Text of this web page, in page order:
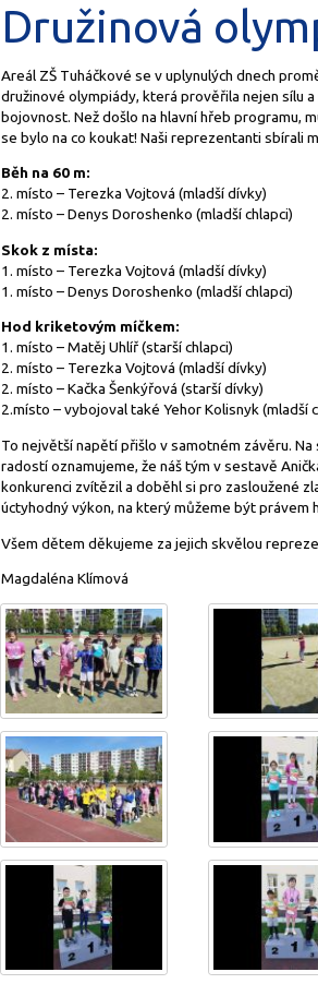
Družinová
Areál ZŠ Tuháčkové se v uplynulých dnech
družinové olympiády, která prověřila nejen sílu
bojovnost. Než došlo na hlavní hřeb programu,
se bylo na co koukat! Naši reprezentanti sbírali
Běh na 60 m:
2. místo – Terezka Vojtová (mladší dívky)
2. místo – Denys Doroshenko (mladší chlapci)
Skok z místa:
1. místo – Terezka Vojtová (mladší dívky)
1. místo – Denys Doroshenko (mladší chlapci)
Hod kriketovým míčkem:
1. místo – Matěj Uhlíř (starší chlapci)
2. místo – Terezka Vojtová (mladší dívky)
2. místo – Kačka Šenkýřová (starší dívky)
2.místo – vybojoval také Yehor Kolisnyk (mladší
To největší napětí přišlo v samotném závěru.
radostí oznamujeme, že náš tým v sestavě
konkurenci zvítězil a doběhl si pro zasloužené
úctyhodný výkon, na který můžeme být právem
Všem dětem děkujeme za jejich skvělou
Magdaléna Klímová